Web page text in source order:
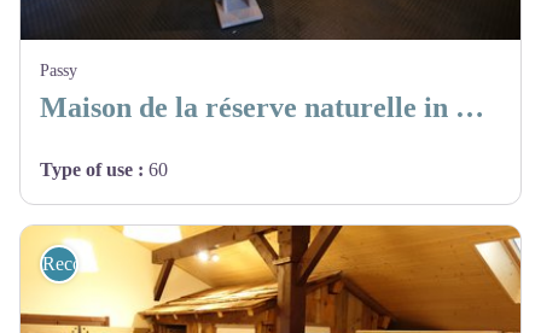
Passy
Maison de la réserve naturelle in Passy
Type of use : 60
Recommended sites